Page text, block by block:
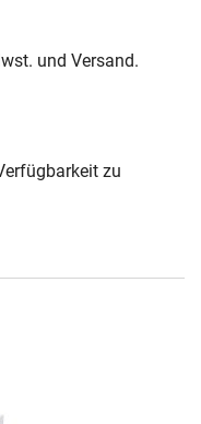
und Versand.
zu